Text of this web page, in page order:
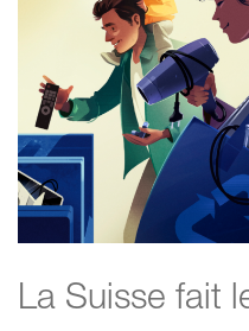
La Suisse fait